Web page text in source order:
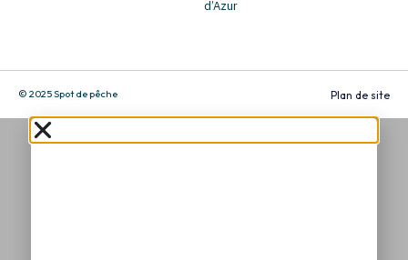
d’Azur
© 2025 Spot de pêche Plan de site